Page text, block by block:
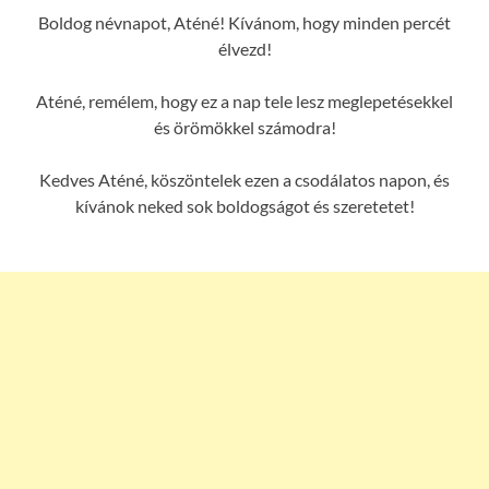
Boldog névnapot, Aténé! Kívánom, hogy minden percét
élvezd!
Aténé, remélem, hogy ez a nap tele lesz meglepetésekkel
és örömökkel számodra!
Kedves Aténé, köszöntelek ezen a csodálatos napon, és
kívánok neked sok boldogságot és szeretetet!